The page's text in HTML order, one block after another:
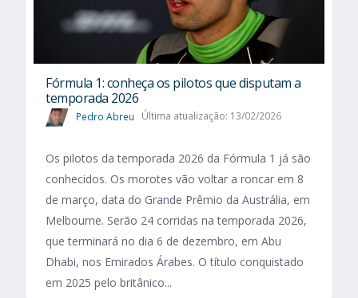
Fórmula 1: conheça os pilotos que disputam a
temporada 2026
Pedro Abreu Última atualização: 13/02/2026
Os pilotos da temporada 2026 da Fórmula 1 já são
conhecidos. Os morotes vão voltar a roncar em 8
de março, data do Grande Prêmio da Austrália, em
Melbourne. Serão 24 corridas na temporada 2026,
que terminará no dia 6 de dezembro, em Abu
Dhabi, nos Emirados Árabes. O título conquistado
em 2025 pelo britânico...